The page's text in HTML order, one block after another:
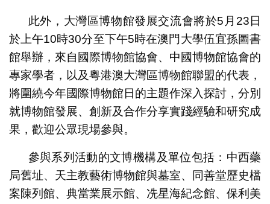
此外，大灣區博物館發展交流會將於5月23日
於上午10時30分至下午5時在澳門大學伍宜孫圖書
館舉辦，來自國際博物館協會、中國博物館協會的
專家學者，以及粵港澳大灣區博物館聯盟的代表，
將圍繞今年國際博物館日的主題作深入探討，分別
就博物館發展、創新及合作分享實踐經驗和研究成
果，歡迎公眾現場參與。
參與系列活動的文博機構及單位包括：中西藥
局舊址、天主教藝術博物館與墓室、同善堂歷史檔
案陳列館、典當業展示館、冼星海紀念館、保利美